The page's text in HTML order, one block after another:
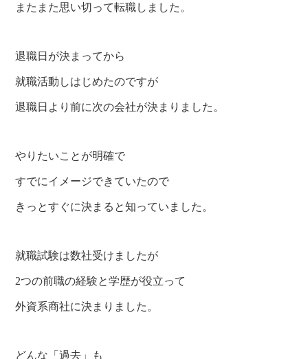
またまた思い切って転職しました。
退職日が決まってから
就職活動しはじめたのですが
退職日より前に次の会社が決まりました。
やりたいことが明確で
すでにイメージできていたので
きっとすぐに決まると知っていました。
就職試験は数社受けましたが
2つの前職の経験と学歴が役立って
外資系商社に決まりました。
どんな「過去」も